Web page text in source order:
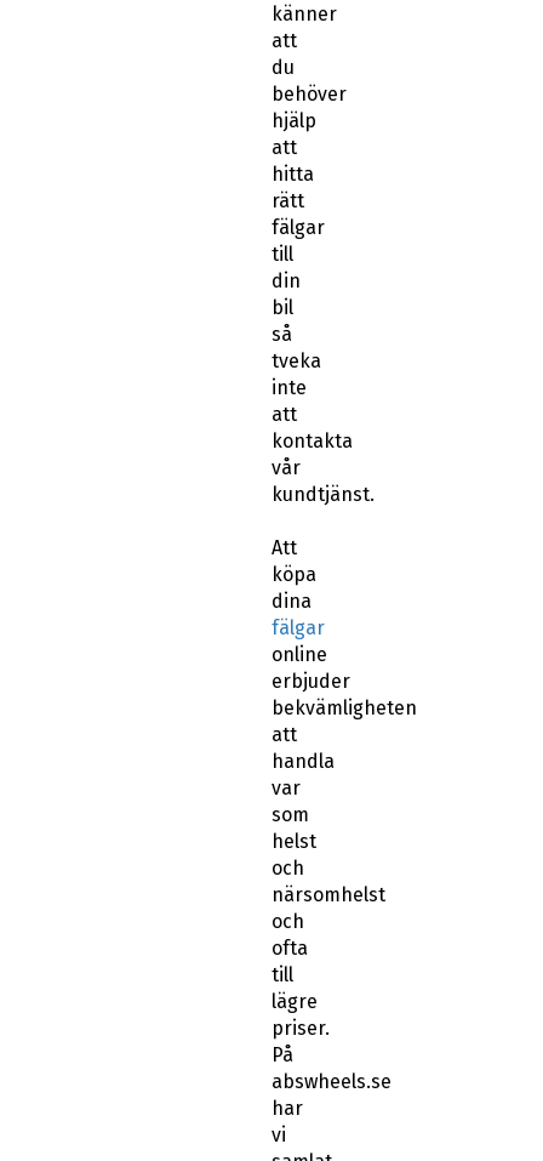
känner
att
du
behöver
hjälp
att
hitta
rätt
fälgar
till
din
bil
så
tveka
inte
att
kontakta
vår
kundtjänst.
Att
köpa
dina
fälgar
online
erbjuder
bekvämligheten
att
handla
var
som
helst
och
närsomhelst
och
ofta
till
lägre
priser.
På
abswheels.se
har
vi